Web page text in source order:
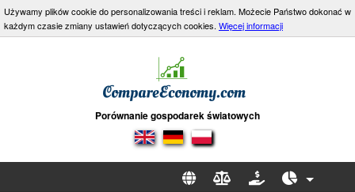
Używamy plików cookie do personalizowania treści i reklam. Możecie Państwo dokonać w
każdym czasie zmiany ustawień dotyczących cookies. Więcej informacji
Porównanie gospodarek światowych